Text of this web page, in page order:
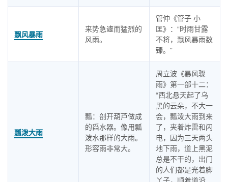
飘风暴雨
来势急遽而猛烈的
风雨。
管仲《管子 小
匡》：“时雨甘露
不将，飘风暴雨数
臻。”
瓢泼大雨
瓢：剖开葫芦做成
的舀水器。像用瓢
泼水那样的大雨。
形容雨非常大。
周立波《暴风骤
雨》第一部十二：
“西北悬天起了乌
黑的云朵，不大一
会，瓢泼大雨到来
了，夹着炸雷和闪
电，因为三天两头
地下雨，道上黑泥
总是不干的，出门
的人们都是光着脚
丫子，顺着道沿